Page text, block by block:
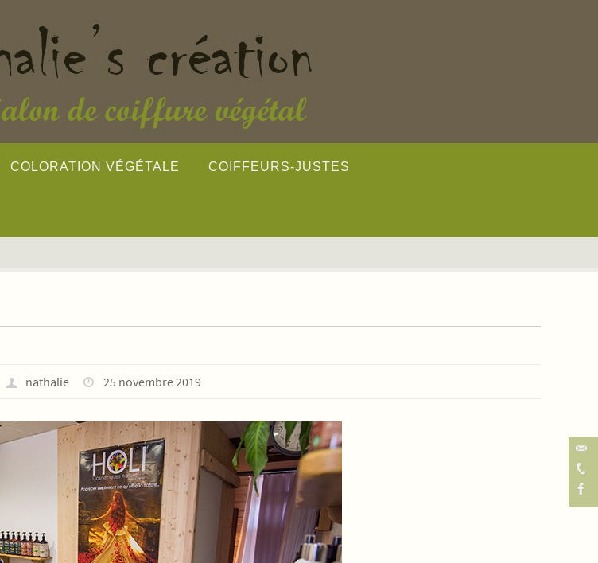
COLORATION VÉGÉTALE COIFFEURS-JUSTES
nathalie 25 novembre 2019